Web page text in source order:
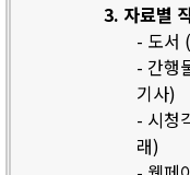
3. 자료별
- 도서
- 간행
기사)
- 시청
래)